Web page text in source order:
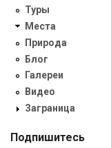
Туры
Места
Природа
Блог
Галереи
Видео
Заграница
Подпишитесь